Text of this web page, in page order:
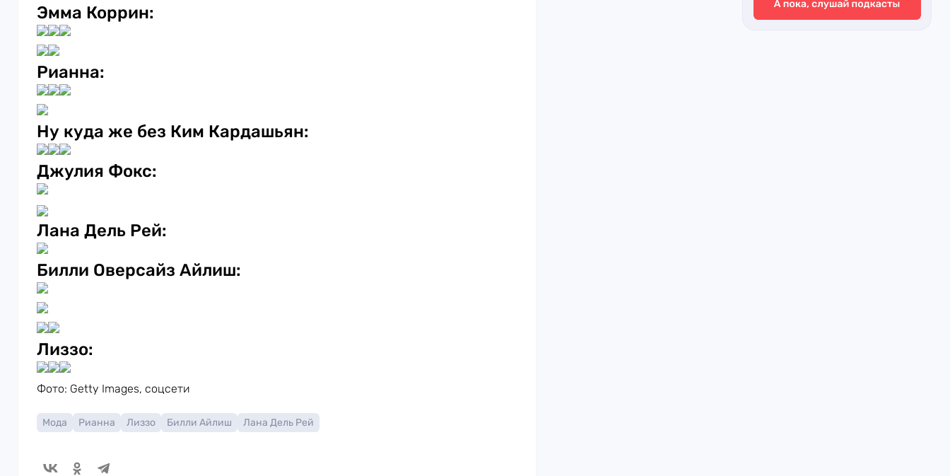
Эмма Коррин:
Рианна:
Ну куда же без Ким Кардашьян:
Джулия Фокс:
Лана Дель Рей:
Билли Оверсайз Айлиш:
Лиззо:
Фото: Getty Images, соцсети
Мода Рианна Лиззо Билли Айлиш Лана Дель Рей